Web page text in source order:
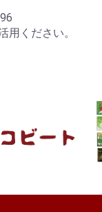
用ください。